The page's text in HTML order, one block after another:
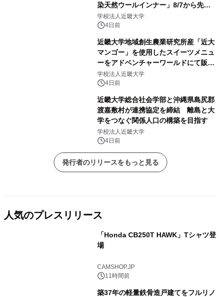
染天然ウールインナー」8/7から先行
販売
学校法人近畿大学
4日前
近畿大学地域創生農業研究所産「近大
マンゴー」を使用したスイーツメニュ
ーをアドベンチャーワールドにて販売
します パークでしか味わえない期間
限定スイーツを楽しんで♪
学校法人近畿大学
4日前
近畿大学総合社会学部と沖縄県島尻郡
渡嘉敷村が連携協定を締結 離島と大
学をつなぐ関係人口の構築を目指す
学校法人近畿大学
4日前
発行者のリリースをもっと見る
人気のプレスリリース
「Honda CB250T HAWK」Tシャツ登
場
CAMSHOP.JP
11時間前
築37年の軽量鉄骨造戸建てをフルリノ